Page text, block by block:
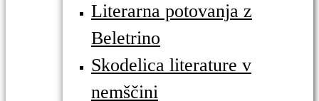
Literarna potovanja z
Beletrino
Skodelica literature v
nemščini